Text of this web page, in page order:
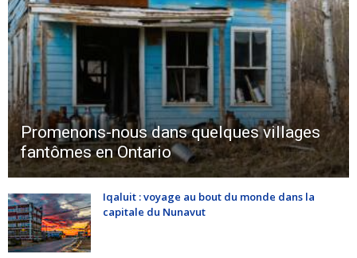
Promenons-nous dans quelques villages
fantômes en Ontario
Iqaluit : voyage au bout du monde dans la
capitale du Nunavut